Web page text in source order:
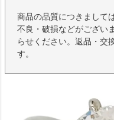
商品の品質につきまして
不良・破損などがござい
らせください。返品・交
す。